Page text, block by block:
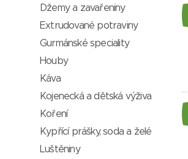
Džemy a zavařeniny
Extrudované potraviny
Gurmánské speciality
Houby
Káva
Kojenecká a dětská výživa
Koření
Kypřící prášky, soda a želé
Luštěniny